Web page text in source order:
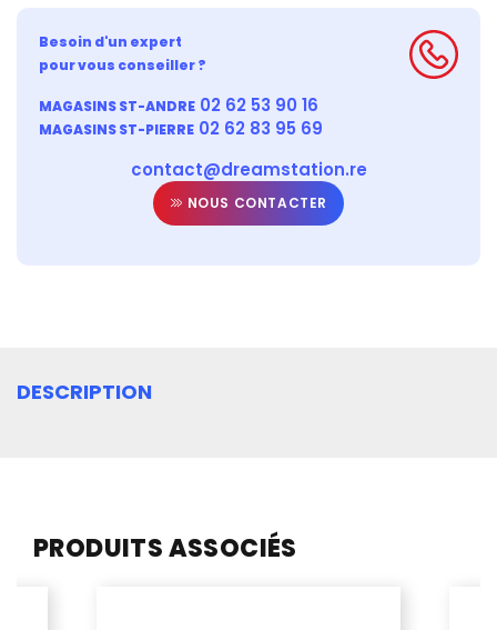
Besoin d'un expert
pour vous conseiller ?
MAGASINS ST-ANDRE 02 62 53 90 16
MAGASINS ST-PIERRE 02 62 83 95 69
contact@dreamstation.re
NOUS CONTACTER
DESCRIPTION
PRODUITS ASSOCIÉS